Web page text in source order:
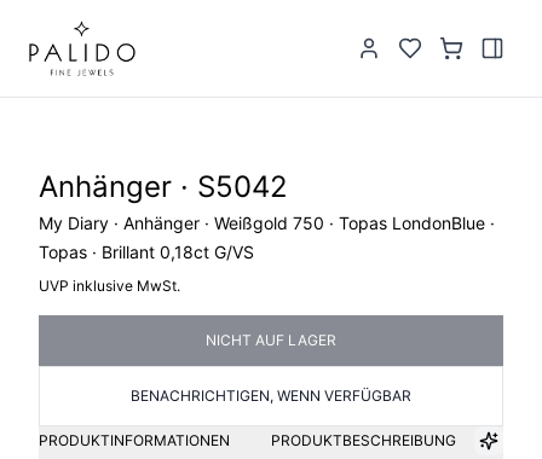
Anhänger · S5042
My Diary · Anhänger · Weißgold 750 · Topas LondonBlue ·
Topas · Brillant 0,18ct G/VS
UVP inklusive MwSt.
NICHT AUF LAGER
BENACHRICHTIGEN, WENN VERFÜGBAR
PRODUKTINFORMATIONEN PRODUKTBESCHREIBUNG